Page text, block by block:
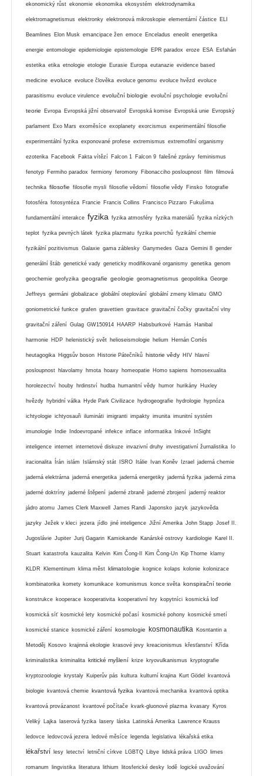
ekonomický růst ekonomie ekonomika ekosystém elektrodynamika
elektromagnetismus elektronky elektronová mikroskopie elementární částice ELI
Beamlines Elon Musk emancipace žen emoce Enceladus eneolit energetika
energie entomologie epidemiologie epistemologie EPR paradox eroze ESA Esfahán
estetika etika etnologie etologie Eurasie Europa eutanazie evidence based
medicine evoluce evoluce člověka evoluce genomu evoluce hvězd evoluce
parasitismu evoluce virulence evoluční biologie evoluční psychologie evoluční
teorie Evropa Evropská jižní observatoř Evropská komise Evropská unie Evropský
parlament Exo Mars exoměsíce exoplanety exorcismus experimentální filosofie
experimentální fyzika exponované profese extremismus extremofilní organismy
ezoterika Facebook Fakta vítězí Falcon 1 Falcon 9 falešné zprávy feminismus
fenotyp Fermiho paradox fermiony feromony Fibonacciho posloupnost film filmová
technika filosofie filosofie mysli filosofie vědomí filosofie vědy Finsko fotografie
fotosféra fotosyntéza Francie Francis Collins Francisco Pizzaro Fukušima
fundamentální interakce fyzika fyzika atmosféry fyzika materiálů fyzika nízkých
teplot fyzika pevných látek fyzika plazmatu fyzika povrchů fyzikální chemie
fyzikální pozitivismus Galaxie gama záblesky Ganymedes Gaza Gemini 8 gender
generální štáb genetické vady geneticky modifikované organismy genetika genom
geochemie geofyzika geografie geologie geomagnetismus geopolitika George
Jeffreys germáni globalizace globální oteplování globální zmeny klimatu GMO
goniometrické funkce grafen gravettien gravitace gravitační čočky gravitační vlny
gravitační záření Gulag GW150914 HAARP Habsburkové Hamás Hanibal
harmonie HDP helenistický svět helioseismologie helium Hernán Cortés
heutagogika Higgsův boson Historie Pátečníků historie vědy HIV hlavní
posloupnost hlavolamy hmota hoaxy homeopatie Homo sapiens homosexualita
horolezectví houby hrdinství hudba humanitní vědy humor hurikány Huxley
hvězdy hybridní válka Hyde Park Civilizace hydrogeografie hydrologie hypnóza
ichtyologie ichtyosauři ilumináti imigranti impakty imunita imunitní systém
imunologie Indie Indoevropané infekce inflace informatika Inkové InSight
inteligence internet internetové diskuze invazivní druhy investigativní žurnalistika Io
iracionalita Írán islám Islámský stát ISRO Itálie Ivan Koněv Izrael jaderná chemie
jaderná elektrárna jaderná energetika jaderná energetiky jaderná fyzika jaderná zima
jaderné doktríny jaderné štěpení jaderné zbraně jaderné zbrojení jaderný reaktor
jádro atomu James Clerk Maxwell James Randi Japonsko jazyk jazykověda
jazyky Ježek v kleci jezera jídlo jiné inteligence Jižní Amerika John Stapp Josef II.
Jugoslávie Jupiter Jurij Gagarin Kamiokande Kanárské ostrovy kardiologie Karel II.
Stuart katastrofa kauzalita Kelvin Kim Čong-Il Kim Čong-Un Kip Thorne klamy
KLDR Klementinum klima měst klimatologie kognice kolaps kolonie kolonizace
kombinatorika komety komunikace komunismus konce světa konspirační teorie
konstrukce kooperace kooperativita kooperativní hry kopytníci kosmická loď
kosmická síť kosmické lety kosmické počasí kosmické pohony kosmické smetí
kosmické stanice kosmické záření kosmologie kosmonautika Kosntantin a
Metoděj Kosovo krajinná ekologie krasové jevy kreacionismus křesťanství Křída
kriminalistika kriminalita kritické myšlení krize kryovulkanismus kryptografie
kryptozoologie krystaly Kuiperův pás kultura kulturní krajina Kurt Gödel kvantová
biologie kvantová chemie kvantová fyzika kvantová mechanika kvantová optika
kvantová provázanost kvantové počítače kvark-gluonové plazma kvasary Kyros
Veliký Lajka laserová fyzika lasery láska Latinská Amerika Lawrence Krauss
ledovce ledovcová jezera ledové měsíce legenda legislativa lékařská etika
lékařství lesy letectví letniční církve LGBTQ Libye lidská práva LIGO limes
romanum lingvistika literatura lithium litosferické desky lodě logické uvažování